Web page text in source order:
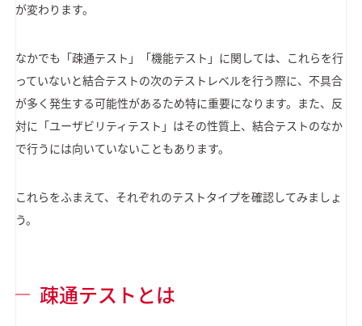
が変わります。
なかでも「疎通テスト」「機能テスト」に関しては、これらを行
っていないと結合テストの次のテストレベルを行う際に、不具合
が多く発生する可能性があるため特に重要になります。また、反
対に「ユーザビリティテスト」はその性質上、結合テストのなか
で行うには向いていないこともあります。
これらをふまえて、それぞれのテストタイプを確認してみましょ
う。
疎通テストとは